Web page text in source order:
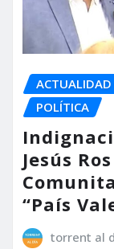
ACTUALIDAD
POLÍTICA
Jesús
“País
torrent al